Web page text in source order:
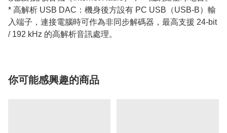
* 高解析 USB DAC：機身後方設有 PC USB（USB-B）輸
入端子，連接電腦時可作為非同步解碼器，最高支援 24-bit
/ 192 kHz 的高解析音訊處理。
你可能感興趣的商品